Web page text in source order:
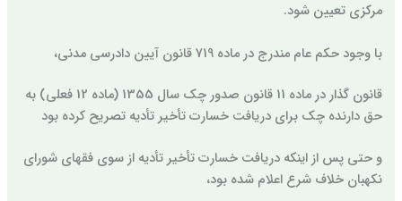
مرکزی تعیین شود.
با وجود حکم عام مندرج در ماده 719 قانون آیین دادرسی مدنی،
قانون گذار در ماده 11 قانون صدور چک سال 1355 (ماده 12 فعلی) به
حق دارنده چک برای دریافت خسارت تأخیر تأدیه تصریح کرده بود
و حتی پس از اینکه دریافت خسارت تأخیر تأدیه از سوی فقهای شورای
نکهبان خلاف شرع اعلام شده بود،